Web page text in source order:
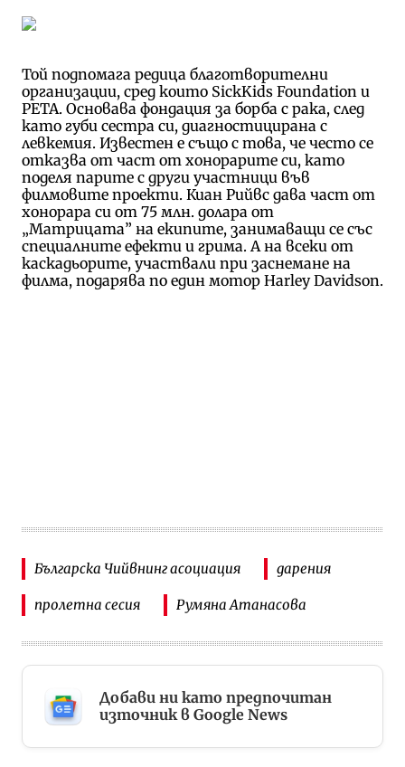
Той подпомага редица благотворителни
организации, сред които SickKids Foundation и
PETA. Основава фондация за борба с рака, след
като губи сестра си, диагностицирана с
левкемия. Известен е също с това, че често се
отказва от част от хонорарите си, като
поделя парите с други участници във
филмовите проекти. Киан Рийвс дава част от
хонорара си от 75 млн. долара от
„Матрицата” на екипите, занимаващи се със
специалните ефекти и грима. А на всеки от
каскадьорите, участвали при заснемане на
филма, подарява по един мотор Harley Davidson.
Българска Чийвнинг асоциация дарения
пролетна сесия Румяна Атанасова
Добави ни като предпочитан
източник в Google News